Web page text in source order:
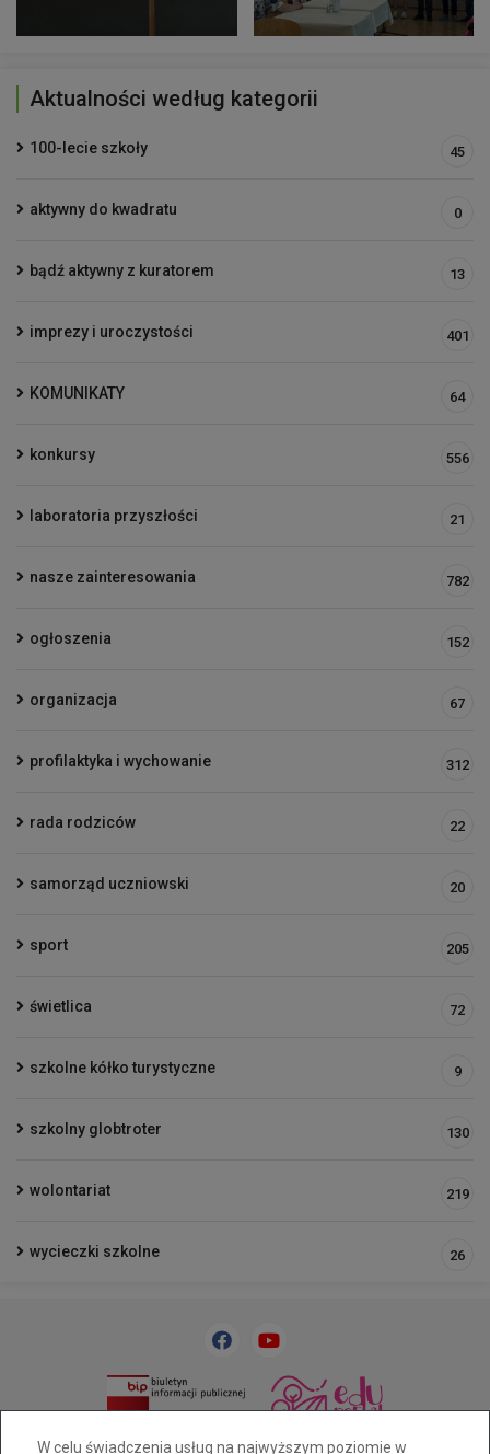
W celu świadczenia usług na najwyższym poziomie w
Aktualności według kategorii
100-lecie szkoły 45
aktywny do kwadratu 0
bądź aktywny z kuratorem 13
imprezy i uroczystości 401
KOMUNIKATY 64
konkursy 556
laboratoria przyszłości 21
nasze zainteresowania 782
ogłoszenia 152
organizacja 67
profilaktyka i wychowanie 312
rada rodziców 22
samorząd uczniowski 20
sport 205
świetlica 72
szkolne kółko turystyczne 9
szkolny globtroter 130
wolontariat 219
wycieczki szkolne 26
33 818 31 84 sp32@cuw.bielsko-biala.pl